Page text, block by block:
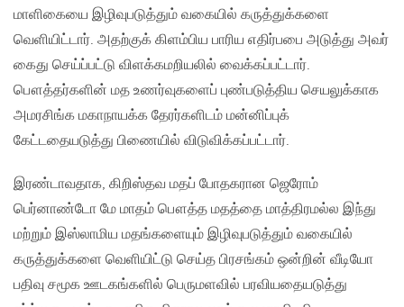
மாளிகையை இழிவுபடுத்தும் வகையில் கருத்துக்களை
வெளியிட்டார். அதற்குக் கிளம்பிய பாரிய எதிர்பபை அடுத்து அவர்
கைது செய்ப்பட்டு விளக்கமறியலில் வைக்கப்பட்டார்.
பௌத்தர்களின் மத உணர்வுகளைப் புண்படுத்திய செயலுக்காக
அமரசிங்க மகாநாயக்க தேரர்களிடம் மன்னிப்புக்
கேட்டதையடுத்து பிணையில் விடுவிக்கப்பட்டார்.
இரண்டாவதாக, கிறிஸ்தவ மதப் போதகரான ஜெரோம்
பெர்னாண்டோ மே மாதம் பௌத்த மதத்தை மாத்திரமல்ல இந்து
மற்றும் இஸ்லாமிய மதங்களையும் இழிவுபடுத்தும் வகையில்
கருத்துக்களை வெளியிட்டு செய்த பிரசங்கம் ஒன்றின் வீடியோ
பதிவு சமூக ஊடகங்களில் பெருமளவில் பரவியதையடுத்து